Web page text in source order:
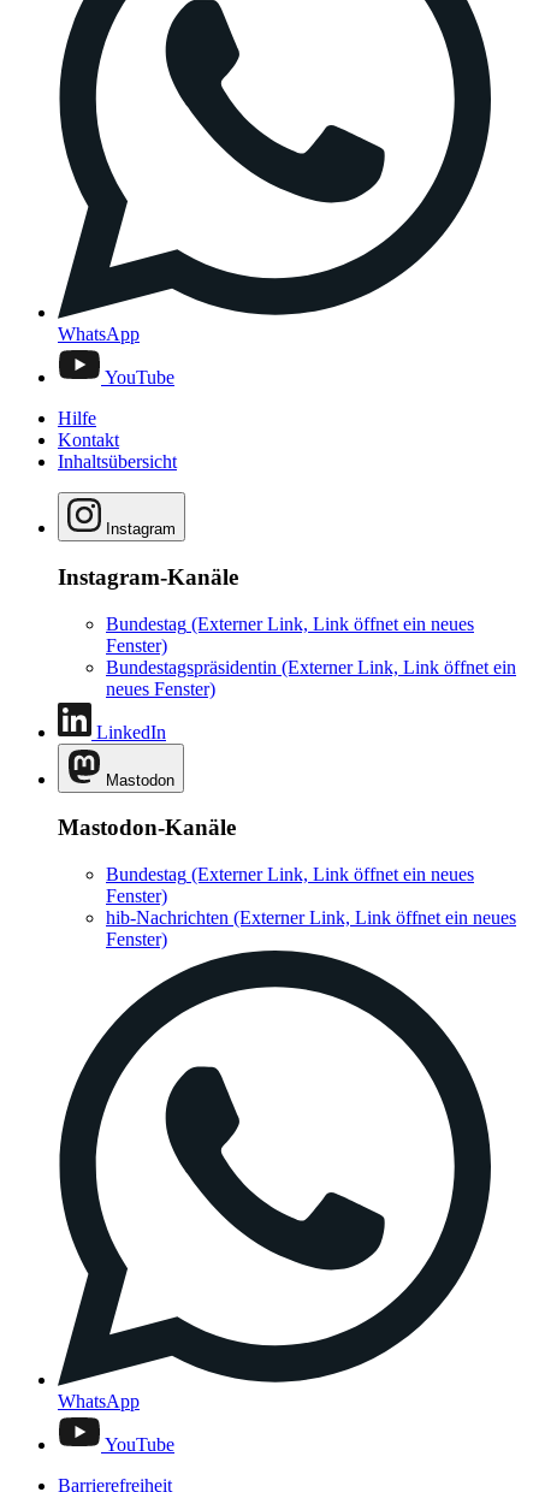
WhatsApp
YouTube
Hilfe
Kontakt
Inhaltsübersicht
Instagram
Instagram-Kanäle
Bundestag (Externer Link, Link öffnet ein neues
Fenster)
Bundestagspräsidentin (Externer Link, Link öffnet ein
neues Fenster)
LinkedIn
Mastodon
Mastodon-Kanäle
Bundestag (Externer Link, Link öffnet ein neues
Fenster)
hib-Nachrichten (Externer Link, Link öffnet ein neues
Fenster)
WhatsApp
YouTube
Barrierefreiheit